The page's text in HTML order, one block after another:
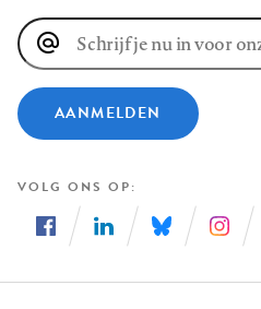
E-
mailadres
AANMELDEN
VOLG ONS OP
ons
ons
ons
ons